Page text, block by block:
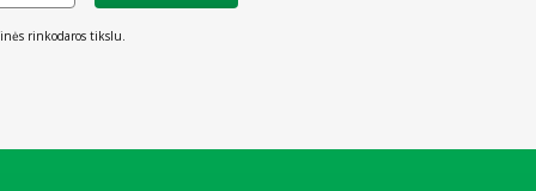
rinkodaros tikslu.